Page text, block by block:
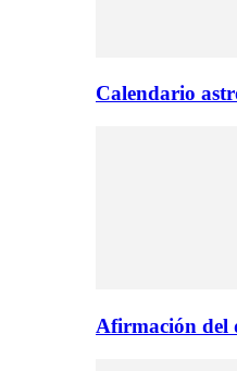
Calendario
Afirmación del